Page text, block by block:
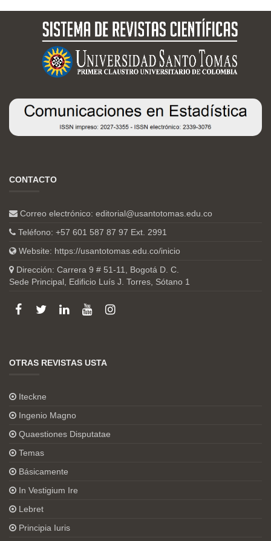
CONTACTO
Correo electrónico: editorial@usantotomas.edu.co
Teléfono: +57 601 587 87 97 Ext. 2991
Website: https://usantotomas.edu.co/inicio
Dirección: Carrera 9 # 51-11, Bogotá D. C.
Sede Principal, Edificio Luís J. Torres, Sótano 1
OTRAS REVISTAS USTA
Iteckne
Ingenio Magno
Quaestiones Disputatae
Temas
Básicamente
In Vestigium Ire
Lebret
Principia Iuris